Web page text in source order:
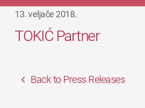
13. veljače 2018.
TOKIĆ Partner
Back to Press Releases